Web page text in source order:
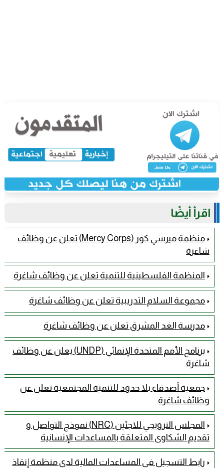
اقرأ أيضًا
منظمة ميرسي كور (Mercy Corps) تعلن عن وظائف
شاغرة
المنظمة الفلسطينية للتنمية تعلن عن وظائف شاغرة
مجموعة السلام التدريبية تعلن عن وظائف شاغرة
مدرسة الغد المشرق تعلن عن وظائف شاغرة
برنامج الأمم المتحدة الإنمائي (UNDP) يعلن عن وظائف
شاغرة
جمعية أصدقاء بلا حدود للتنمية المجتمعية تعلن عن
وظائف شاغرة
المجلس النرويجي للاجئين (NRC) نموذج التواصل و
تقديم الشكاوى المتعلقة بالمساعدات الإنسانية
رابط التسجيل في المساعدات المالية لدى منظمة إنقاذ